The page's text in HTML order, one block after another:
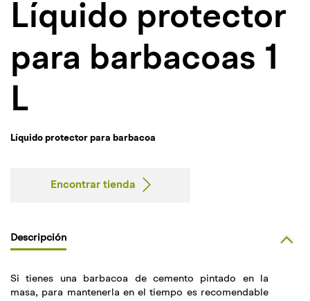
Líquido protector
para barbacoas 1
L
Líquido protector para barbacoa
Encontrar tienda
Descripción
Si tienes una barbacoa de cemento pintado en la
masa, para mantenerla en el tiempo es recomendable